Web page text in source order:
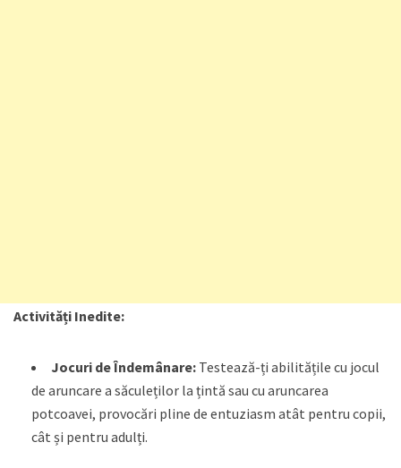
Activități Inedite:
Jocuri de Îndemânare: Testează-ți abilitățile cu jocul
de aruncare a săculeților la țintă sau cu aruncarea
potcoavei, provocări pline de entuziasm atât pentru copii,
cât și pentru adulți.